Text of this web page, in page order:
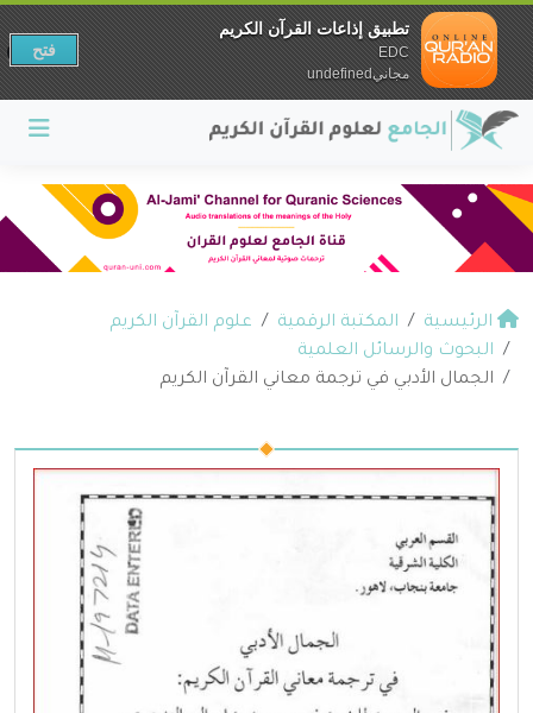
الرئيسية المكتبة الرقمية
علوم القرآن الكريم
البحوث والرسائل العلمية
الجمال الأدبي في ترجمة معاني القرآن الكريم
تطبيق إذاعات القرآن الكريم
EDC
مجانيundefined
فتح